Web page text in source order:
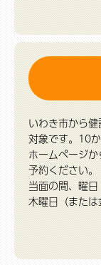
いわき市から
対象です。10
ホームページ
予約ください。
当面の間、曜
木曜日（また